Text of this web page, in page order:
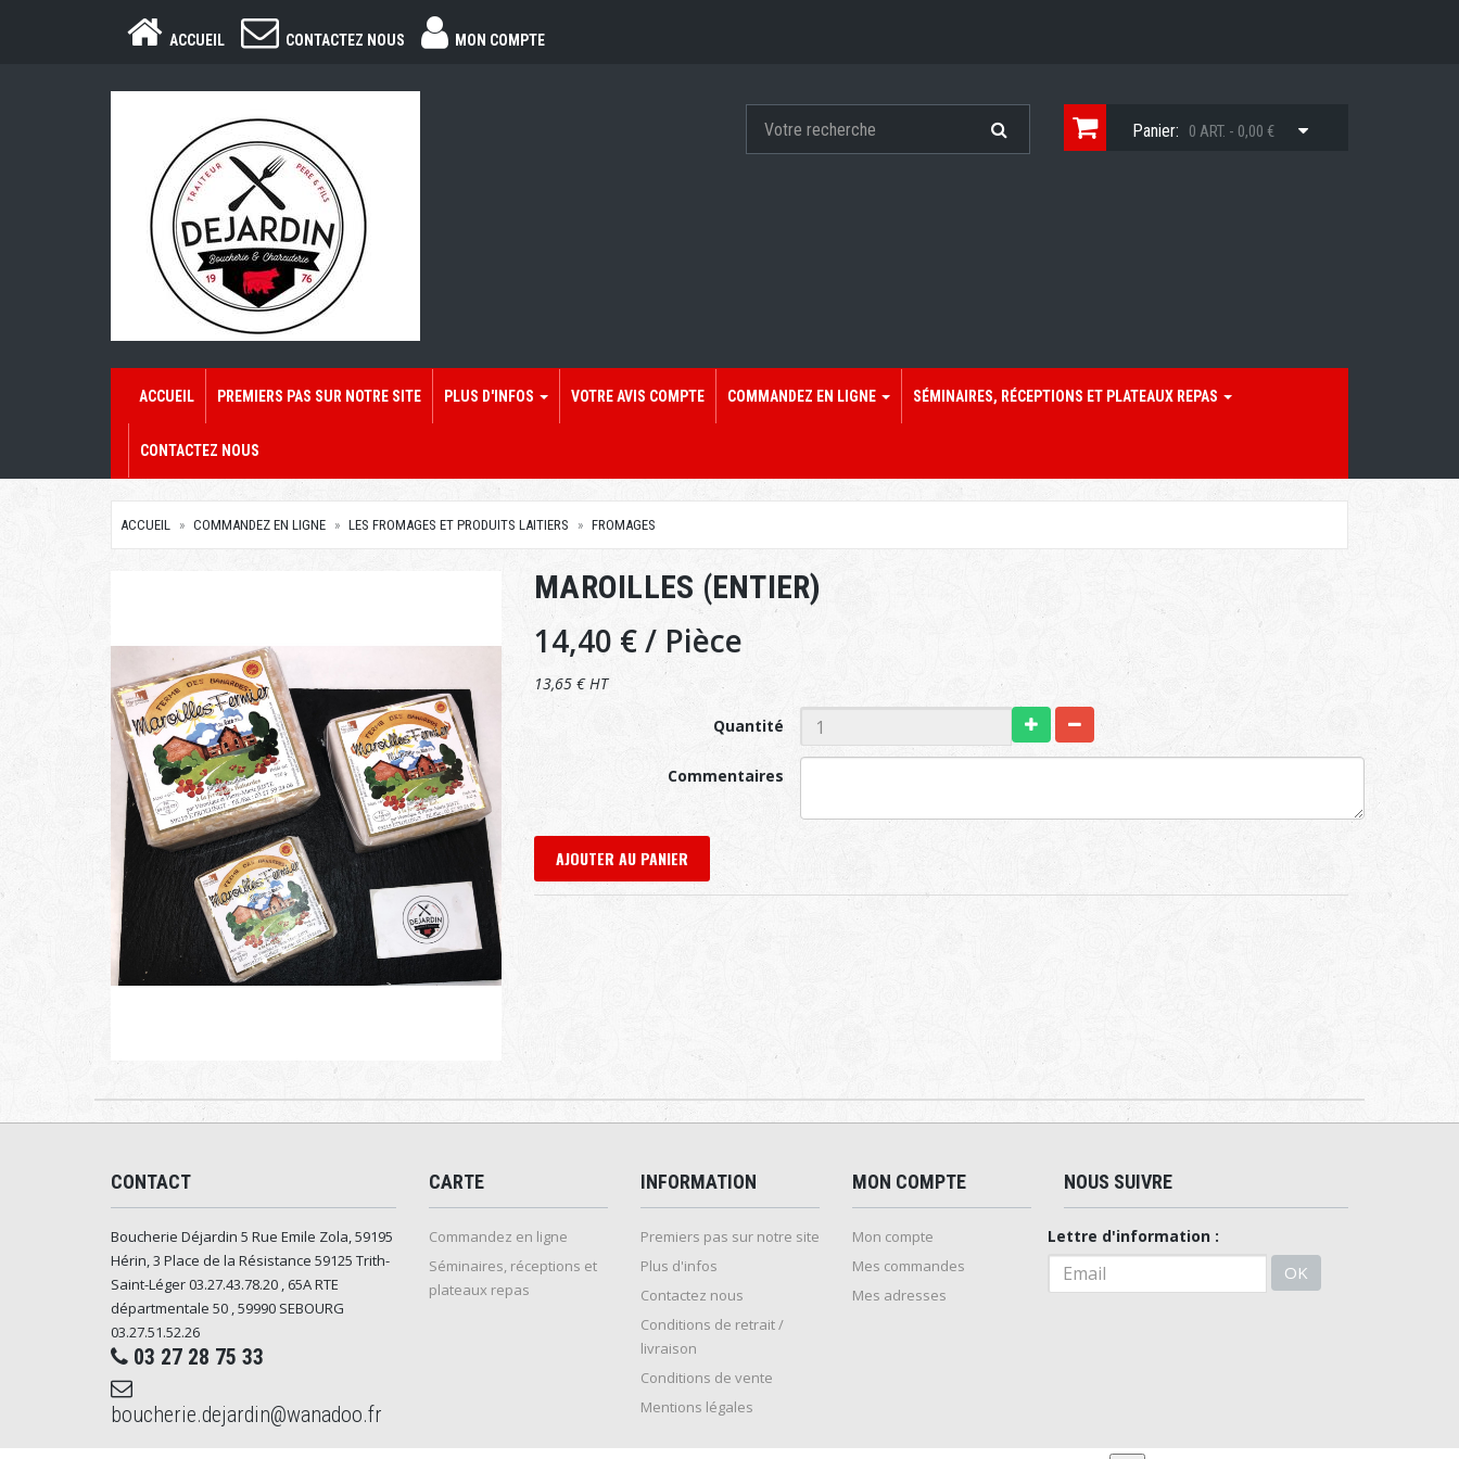
ACCUEIL CONTACTEZ NOUS MON COMPTE
Panier: 0 ART. - 0,00 €
ACCUEIL PREMIERS PAS SUR NOTRE SITE PLUS D'INFOS VOTRE AVIS COMPTE COMMANDEZ EN LIGNE SÉMINAIRES, RÉCEPTIONS ET PLATEAUX REPAS
CONTACTEZ NOUS
ACCUEIL COMMANDEZ EN LIGNE LES FROMAGES ET PRODUITS LAITIERS FROMAGES
MAROILLES (ENTIER)
14,40 €/ Pièce
13,65 € HT
Quantité
Commentaires
AJOUTER AU PANIER
CONTACT
Boucherie Déjardin 5 Rue Emile Zola, 59195
Hérin, 3 Place de la Résistance 59125 Trith-
Saint-Léger 03.27.43.78.20 , 65A RTE
départmentale 50 , 59990 SEBOURG
03.27.51.52.26
03 27 28 75 33
boucherie.dejardin@wanadoo.fr
CARTE
Commandez en ligne
Séminaires, réceptions et
plateaux repas
INFORMATION
Premiers pas sur notre site
Plus d'infos
Contactez nous
Conditions de retrait /
livraison
Conditions de vente
Mentions légales
MON COMPTE
Mon compte
Mes commandes
Mes adresses
NOUS SUIVRE
Lettre d'information :
OK